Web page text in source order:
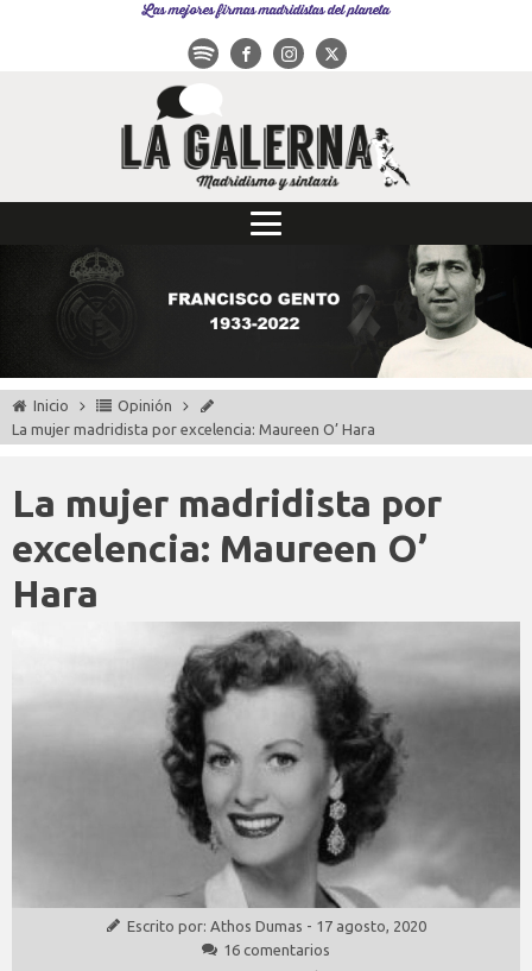
Las mejores firmas madridistas del planeta
Inicio
Opinión
La mujer madridista por excelencia: Maureen O’ Hara
La mujer madridista por
excelencia: Maureen O’
Hara
Escrito por: Athos Dumas - 17 agosto, 2020
16 comentarios